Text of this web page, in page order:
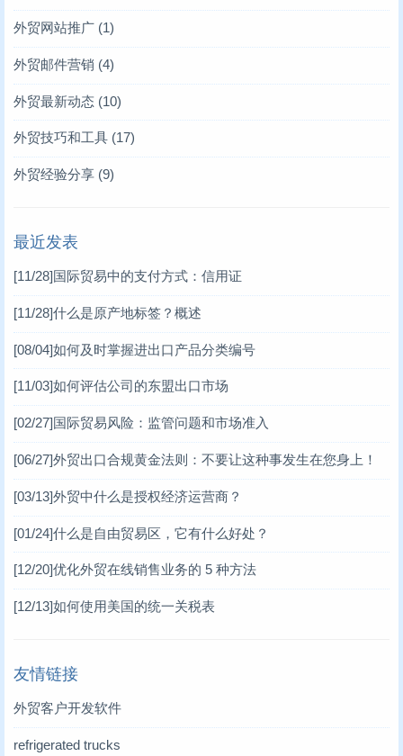
外贸网站推广 (1)
外贸邮件营销 (4)
外贸最新动态 (10)
外贸技巧和工具 (17)
外贸经验分享 (9)
最近发表
[11/28]国际贸易中的支付方式：信用证
[11/28]什么是原产地标签？概述
[08/04]如何及时掌握进出口产品分类编号
[11/03]如何评估公司的东盟出口市场
[02/27]国际贸易风险：监管问题和市场准入
[06/27]外贸出口合规黄金法则：不要让这种事发生在您身上！
[03/13]外贸中什么是授权经济运营商？
[01/24]什么是自由贸易区，它有什么好处？
[12/20]优化外贸在线销售业务的 5 种方法
[12/13]如何使用美国的统一关税表
友情链接
外贸客户开发软件
refrigerated trucks